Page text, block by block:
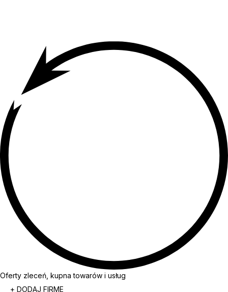
Oferty zleceń, kupna towarów i usług
+ DODAJ FIRME